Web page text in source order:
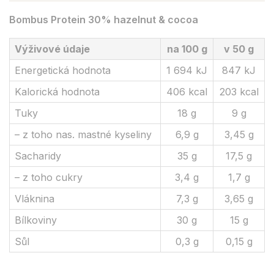
Bombus Protein 30% hazelnut & cocoa
Výživové údaje na 100 g
v 50 g
Energetická hodnota
1 694 kJ
847 kJ
Kalorická hodnota
406 kcal
203 kcal
Tuky
18 g
9 g
– z toho nas. mastné kyseliny
6,9 g
3,45 g
Sacharidy
35 g
17,5 g
– z toho cukry
3,4 g
1,7 g
Vláknina
7,3 g
3,65 g
Bílkoviny
30 g
15 g
Sůl
0,3 g 0,15 g